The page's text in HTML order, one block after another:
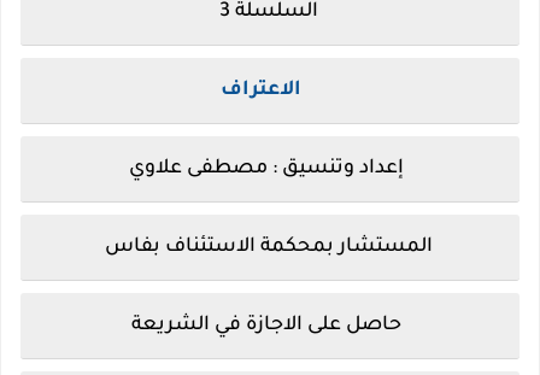
السلسلة 3
الاعتراف
إعداد وتنسيق : مصطفى علاوي
المستشار بمحكمة الاستئناف بفاس
حاصل على الاجازة في الشريعة